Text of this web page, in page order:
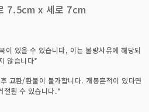
7.5cm x 세로 7cm
이 있을 수 있습니다, 이는 불량사유에 해당되
않습니다*
교환/환불이 불가합니다. 개봉흔적이 있다면
절될 수 있습니다.*